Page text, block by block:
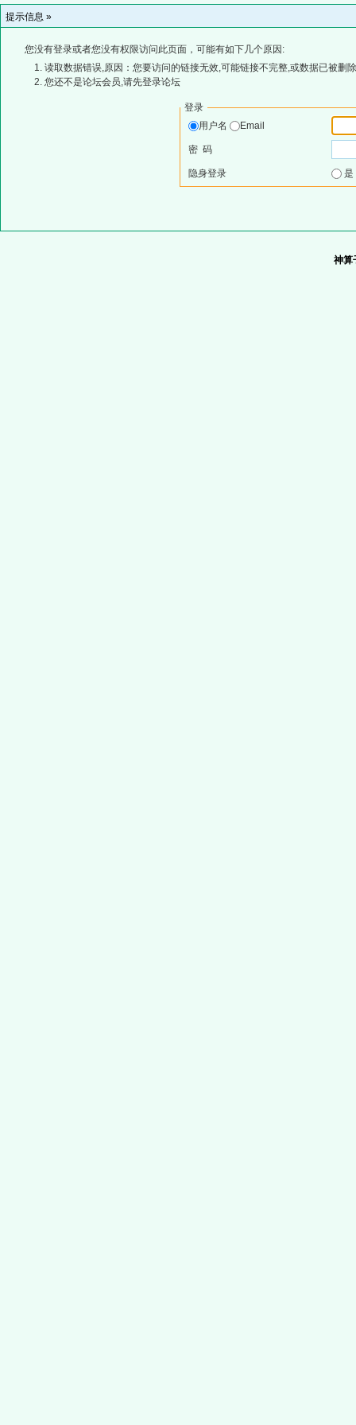
提示信息 »
您没有登录或者您没有权限访问此页面，可能有如下几个原因:
读取数据错误,原因：您要访问的链接无效,可能链接不完整,或数据已被删
您还不是论坛会员,请先登录论坛
登录
用户名
Email
密 码
隐身登录
神算